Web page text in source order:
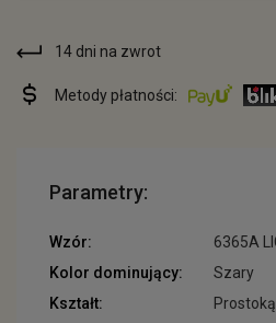
14 dni na zwrot
Metody płatności:
Parametry:
Wzór:
6365A
Kolor dominujący:
Szary
Kształt: